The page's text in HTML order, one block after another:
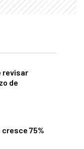
revisar
de
75%